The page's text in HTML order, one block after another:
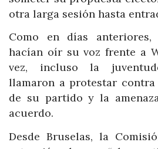
otra larga sesión hasta
Como en días anteriores,
hacían oír su voz frente a
vez, incluso la
llamaron a protestar contra
de su partido y la
acuerdo.
Desde Bruselas, la